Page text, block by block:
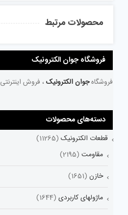
محصولات مرتبط
فروشگاه جوان الکترونیک
فروشگاهجوان الکترونیک ، فروش اینترنتی
دسته‌های محصولات
قطعات الکترونیک (11265)
مقاومت (2195)
خازن (1651)
ماژولهای کاربردی (1644)